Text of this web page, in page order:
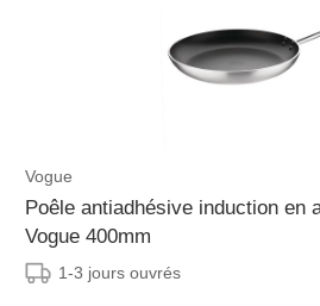
Vogue
Poêle antiadhésive induction en
Vogue 400mm
1-3 jours ouvrés